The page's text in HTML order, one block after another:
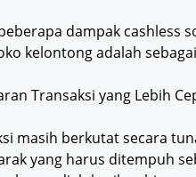
dampak cashless
kelontong adalah
Transaksi yang Lebih
masih berkutat secara
yang harus ditempuh